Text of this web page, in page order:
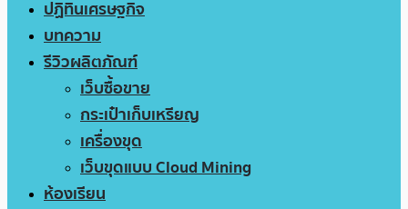
ปฏิทินเศรษฐกิจ
บทความ
รีวิวผลิตภัณฑ์
เว็บซื้อขาย
กระเป๋าเก็บเหรียญ
เครื่องขุด
เว็บขุดแบบ Cloud Mining
ห้องเรียน